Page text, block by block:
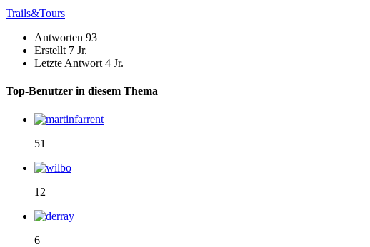
Trails&Tours
Antworten 93
Erstellt 7 Jr.
Letzte Antwort 4 Jr.
Top-Benutzer in diesem Thema
51
12
6